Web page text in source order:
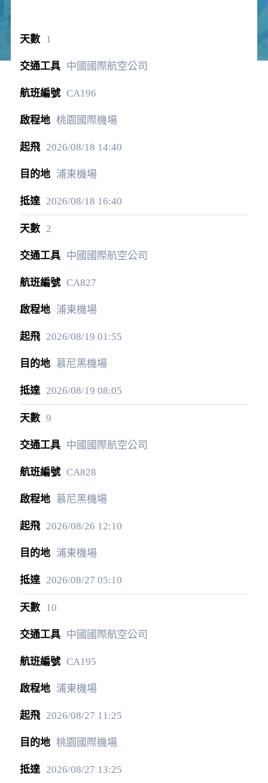
1
中國國際航空公司
CA196
桃園國際機場
2026/08/18 14:40
浦東機場
2026/08/18 16:40
2
中國國際航空公司
CA827
浦東機場
2026/08/19 01:55
慕尼黑機場
2026/08/19 08:05
9
中國國際航空公司
CA828
慕尼黑機場
2026/08/26 12:10
浦東機場
2026/08/27 05:10
10
中國國際航空公司
CA195
浦東機場
2026/08/27 11:25
桃園國際機場
2026/08/27 13:25